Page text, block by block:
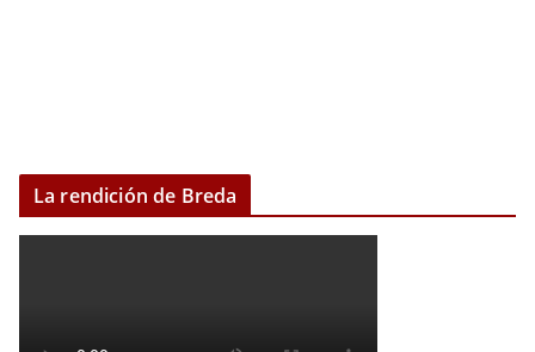
La rendición de Breda